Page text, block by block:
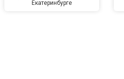
Екатеринбурге